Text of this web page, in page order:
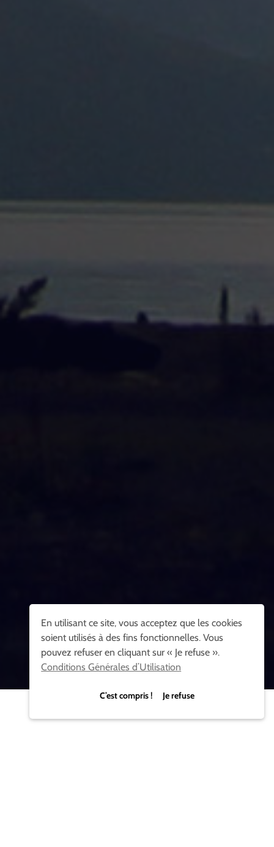
En utilisant ce site, vous acceptez que les cookies
soient utilisés à des fins fonctionnelles. Vous
pouvez refuser en cliquant sur « Je refuse ».
Conditions Générales d’Utilisation
C’est compris ! Je refuse